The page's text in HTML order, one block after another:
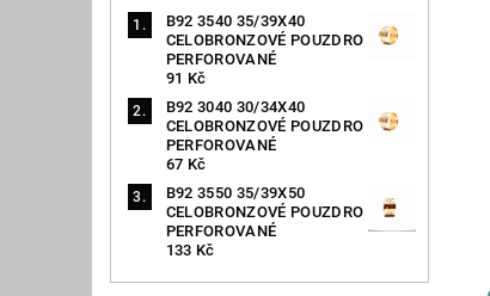
B92 3540 35/39X40
CELOBRONZOVÉ POUZDRO
PERFOROVANÉ
91 Kč
B92 3040 30/34X40
CELOBRONZOVÉ POUZDRO
PERFOROVANÉ
67 Kč
B92 3550 35/39X50
CELOBRONZOVÉ POUZDRO
PERFOROVANÉ
133 Kč